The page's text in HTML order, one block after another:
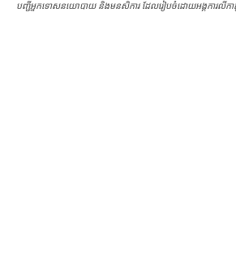
បញ្ជីអ្នកទោសនយោបាយ និងមនសិការ ដែលរៀបចំដោយអង្គការ​លីកាដូ